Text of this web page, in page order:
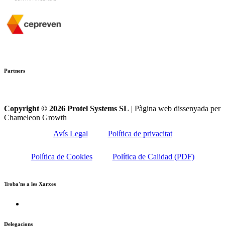
Partners
Copyright © 2026 Protel Systems SL | Pàgina web dissenyada per
Chameleon Growth
Avís Legal
Política de privacitat
Política de Cookies Política de Calidad (PDF)
Troba'ns a les Xarxes
Delegacions